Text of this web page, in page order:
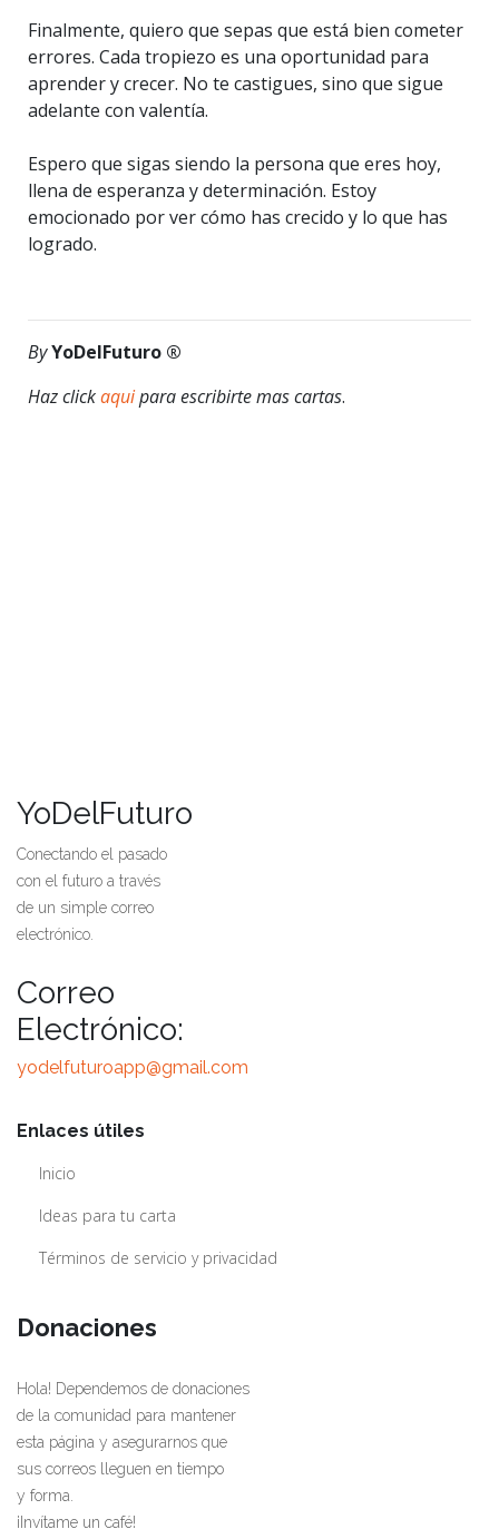
Finalmente, quiero que sepas que está bien cometer
errores. Cada tropiezo es una oportunidad para
aprender y crecer. No te castigues, sino que sigue
adelante con valentía.
Espero que sigas siendo la persona que eres hoy,
llena de esperanza y determinación. Estoy
emocionado por ver cómo has crecido y lo que has
logrado.
ByYoDelFuturo ®
Haz clickaquipara escribirte mas cartas.
YoDelFuturo
Conectando el pasado
con el futuro a través
de un simple correo
electrónico.
Correo
Electrónico:
yodelfuturoapp@gmail.com
Enlaces útiles
Inicio
Ideas para tu carta
Términos de servicio y privacidad
Donaciones
Hola! Dependemos de donaciones
de la comunidad para mantener
esta página y asegurarnos que
sus correos lleguen en tiempo
y forma.
¡Invítame un café!